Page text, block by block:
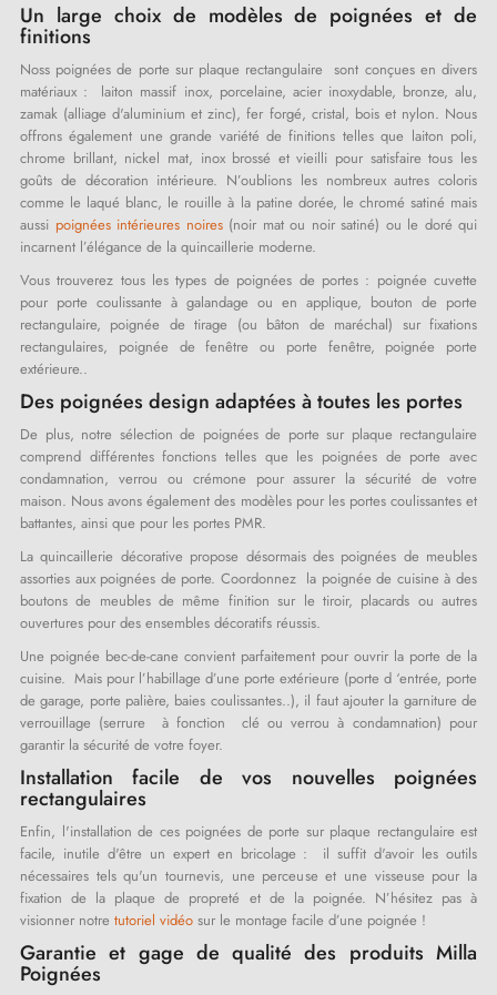
Un large choix de modèles de poignées et de
finitions
Noss poignées de porte sur plaque rectangulaire sont conçues en divers
matériaux : laiton massif inox, porcelaine, acier inoxydable, bronze, alu,
zamak (alliage d'aluminium et zinc), fer forgé, cristal, bois et nylon. Nous
offrons également une grande variété de finitions telles que laiton poli,
chrome brillant, nickel mat, inox brossé et vieilli pour satisfaire tous les
goûts de décoration intérieure. N’oublions les nombreux autres coloris
comme le laqué blanc, le rouille à la patine dorée, le chromé satiné mais
aussi poignées intérieures noires(noir mat ou noir satiné) ou le doré qui
incarnent l’élégance de la quincaillerie moderne.
Vous trouverez tous les types de poignées de portes : poignée cuvette
pour porte coulissante à galandage ou en applique, bouton de porte
rectangulaire, poignée de tirage (ou bâton de maréchal) sur fixations
rectangulaires, poignée de fenêtre ou porte fenêtre, poignée porte
extérieure..
Des poignées design adaptées à toutes les portes
De plus, notre sélection de poignées de porte sur plaque rectangulaire
comprend différentes fonctions telles que les poignées de porte avec
condamnation, verrou ou crémone pour assurer la sécurité de votre
maison. Nous avons également des modèles pour les portes coulissantes et
battantes, ainsi que pour les portes PMR.
La quincaillerie décorative propose désormais des poignées de meubles
assorties aux poignées de porte. Coordonnez la poignée de cuisine à des
boutons de meubles de même finition sur le tiroir, placards ou autres
ouvertures pour des ensembles décoratifs réussis.
Une poignée bec-de-cane convient parfaitement pour ouvrir la porte de la
cuisine. Mais pour l’habillage d’une porte extérieure (porte d ‘entrée, porte
de garage, porte palière, baies coulissantes..), il faut ajouter la garniture de
verrouillage (serrure à fonction clé ou verrou à condamnation) pour
garantir la sécurité de votre foyer.
Installation facile de vos nouvelles poignées
rectangulaires
Enfin, l'installation de ces poignées de porte sur plaque rectangulaire est
facile, inutile d'être un expert en bricolage : il suffit d'avoir les outils
nécessaires tels qu'un tournevis, une perceuse et une visseuse pour la
fixation de la plaque de propreté et de la poignée. N’hésitez pas à
visionner notre tutoriel vidéo sur le montage facile d’une poignée !
Garantie et gage de qualité des produits Milla
Poignées